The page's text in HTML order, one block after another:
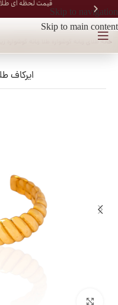
Skip to navigation
Skip to main content
قیمت لحظه ای طلای 18 عیار 18,690,000
خانه/طلای زنانه
ایرکاف